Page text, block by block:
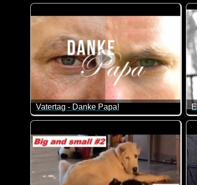
Weihnachten ganz allein in Quarantäne.
Vatertag - Danke Papa!
Der Tag, an dem du auf die Welt kamst, hat